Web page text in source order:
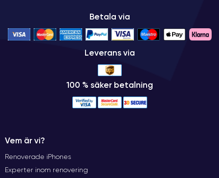
Betala via
Leverans via
100 % säker betalning
Vem är vi?
Renoverade iPhones
Experter inom renovering